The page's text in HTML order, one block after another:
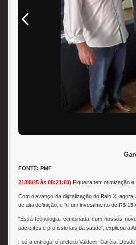
FONTE: PMF
21/08/25 às 08:21:03) Figueira tem otimização e
Com o avanço da digitalização do Raio X,
de alta definição, e foi um investimento de R$
“Essa tecnologia, combinada com nossos
pacientes e profissionais da saúde”, explicou a
Fez a entrega, o prefeito Valdecir Garcia.